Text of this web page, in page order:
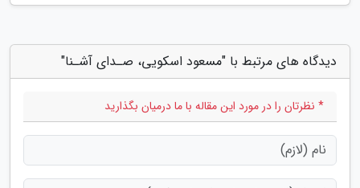
دیدگاه های مرتبط با "مسعود اسکویی، صـدای آشـنا"
* نظرتان را در مورد این مقاله با ما درمیان بگذارید